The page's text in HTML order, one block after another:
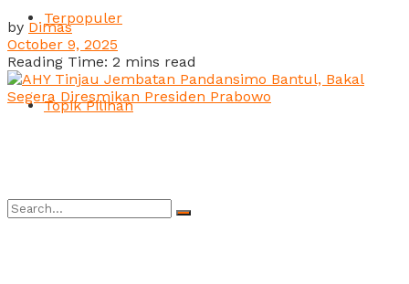
Terpopuler
Topik Pilihan
by Dimas
October 9, 2025
Reading Time: 2 mins read